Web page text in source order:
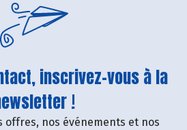
inscrivez-vous à la
!
offres, nos événements et nos